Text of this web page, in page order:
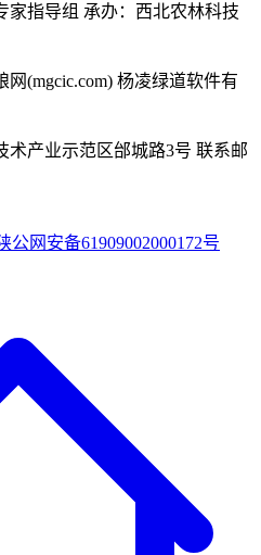
家指导组 承办：西北农林科技
网(mgcic.com) 杨凌绿道软件有
术产业示范区邰城路3号 联系邮
公网安备61909002000172号